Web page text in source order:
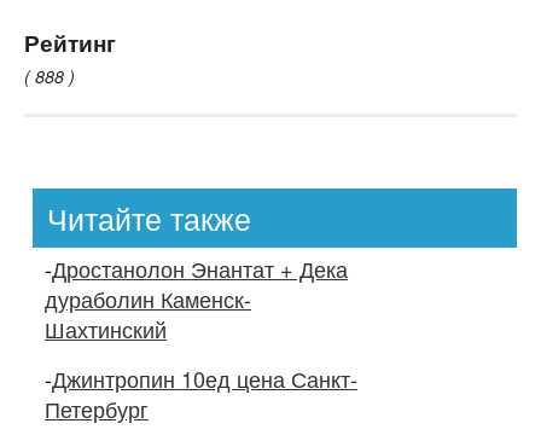
Рейтинг
( 888 )
Читайте также
-Дростанолон Энантат + Дека
дураболин Каменск-
Шахтинский
-Джинтропин 10ед цена Санкт-
Петербург